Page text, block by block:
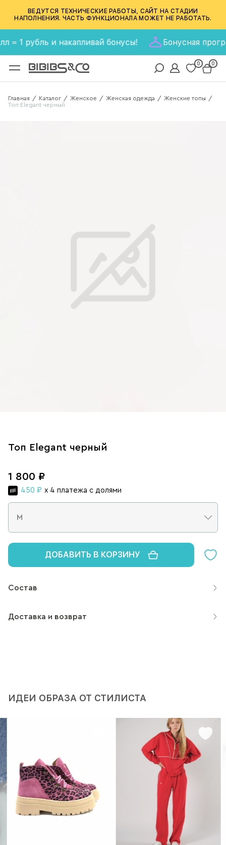
ВЕДУТСЯ ТЕХНИЧЕСКИЕ РАБОТЫ, САЙТ НА СТАДИИ
НАПОЛНЕНИЯ. ЧАСТЬ ФУНКЦИОНАЛА МОЖЕТ НЕ РАБОТАТЬ.
рубль и накапливай бонусы! Бонусная
0 0
Главная / Каталог / Женское / Женская одежда / Женские топы /
Топ Elegant черный
Топ Elegant черный
1 800 ₽
450 ₽ x 4 платежа с долями
ДОБАВИТЬ В КОРЗИНУ
Состав
Доставка и возврат
ИДЕИ ОБРАЗА ОТ СТИЛИСТА